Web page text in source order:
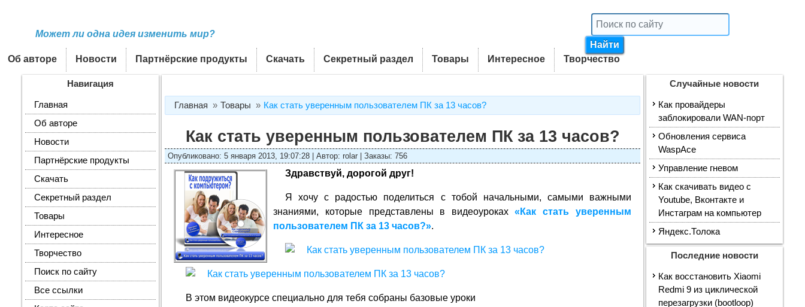
Может ли одна идея изменить мир?
Об авторе Новости Партнёрские продукты Скачать Секретный раздел Товары Интересное Творчество
Главная Товары Как стать уверенным пользователем ПК за 13 часов?
Как стать уверенным пользователем ПК за 13 часов?
Опубликовано: 5 января 2013, 19:07:28 | Автор: rolar | Заказы: 756
Здравствуй, дорогой друг!
Я хочу с радостью поделиться с тобой начальными, самыми важными
знаниями, которые представлены в видеоуроках«Как стать уверенным
пользователем ПК за 13 часов?».
В этом видеокурсе специально для тебя собраны базовые уроки
Навигация
Главная
Об авторе
Новости
Партнёрские продукты
Скачать
Секретный раздел
Товары
Интересное
Творчество
Поиск по сайту
Все ссылки
Случайные новости
Как провайдеры
заблокировали WAN-порт
Обновления сервиса
WaspAce
Управление гневом
Как скачивать видео с
Youtube, Вконтакте и
Инстаграм на компьютер
Яндекс.Толока
Последние новости
Как восстановить Xiaomi
Redmi 9 из циклической
перезагрузки (bootloop)